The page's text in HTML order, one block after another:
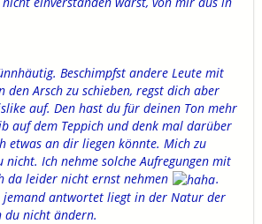
Beschimpfst andere Leute mit
den Arsch zu schieben, regst dich aber
auf. Den hast du für deinen Ton mehr
auf dem Teppich und denk mal darüber
etwas an dir liegen könnte. Mich zu
nicht. Ich nehme solche Aufregungen mit
da leider nicht ernst nehmen
.
jemand antwortet liegt in der Natur der
du nicht ändern.